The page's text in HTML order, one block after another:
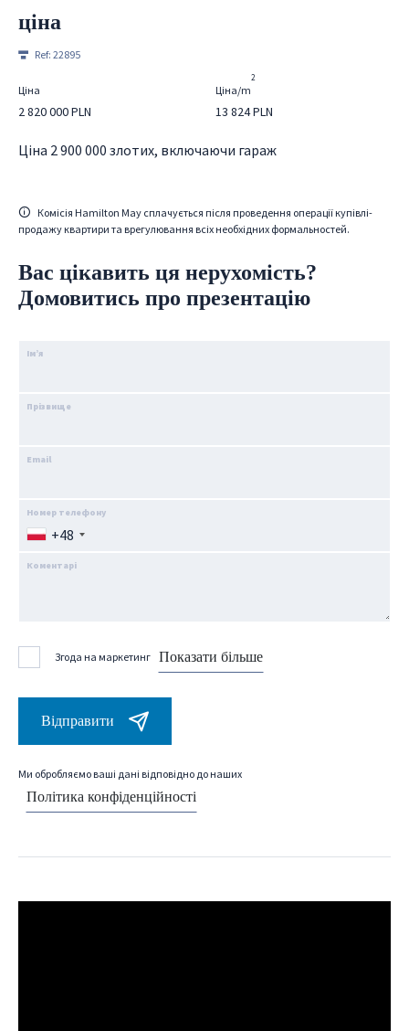
ціна
Ref: 22895
Ціна
2 820 000 PLN
Ціна/m
2
13 824 PLN
Ціна 2 900 000 злотих, включаючи гараж
Комісія Hamilton May сплачується після проведення операції купівлі-
продажу квартири та врегулювання всіх необхідних формальностей.
Вас цікавить ця нерухомість?
Домовитись про презентацію
Ім’я
Прізвище
Email
Номер телефону
+48
Коментарі
Згода на маркетинг Показати більше
Відправити
Ми обробляємо ваші дані відповідно до наших
Політика конфіденційності